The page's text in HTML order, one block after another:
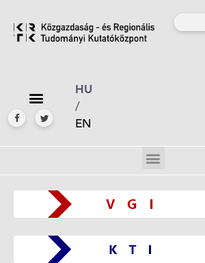
HU
/
EN